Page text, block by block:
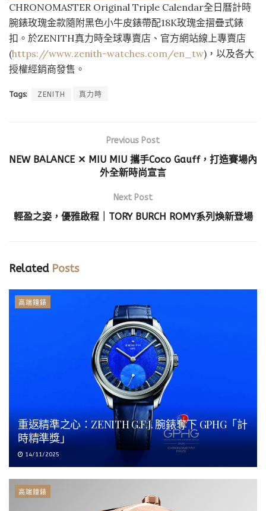
CHRONOMASTER Original Triple Calendar全日曆計時
腕錶玫瑰金款隨附黑色小牛皮錶帶配18K玫瑰金摺疊式錶
扣。於ZENITH真力時全球專賣店、官方網站線上專賣店
(https://www.zenith-watches.com/en_tw)，以及各大
授權經銷商發售。
Tags: ZENITH 真力時
Previous Post
NEW BALANCE ✕ MIU MIU 攜手Coco Gauff，打造賽場內
外全新時尚宣言
Next Post
輕盈之姿，優雅啟程｜TORY BURCH ROMY系列煥新登場
RelatedPosts
高端鐘錶
重返精準之心：ZENITH G.F.J. 腕錶奪下 GPHG「計
時精準獎」
14/11/2025
高端鐘錶